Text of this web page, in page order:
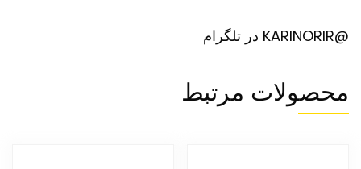
@KARINORIR در تلگرام
محصولات مرتبط